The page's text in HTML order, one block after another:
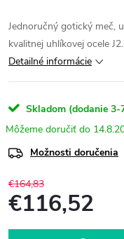
Jednoručný gotický meč,
kvalitnej uhlíkovej ocele
Detailné informácie
Skladom (dodanie 3-
Možnosti doručenia
€164,83
€116,52